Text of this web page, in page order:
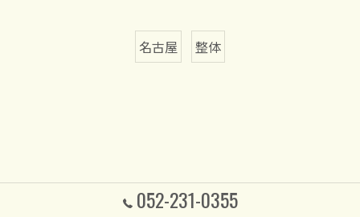
名古屋 整体
052-231-0355